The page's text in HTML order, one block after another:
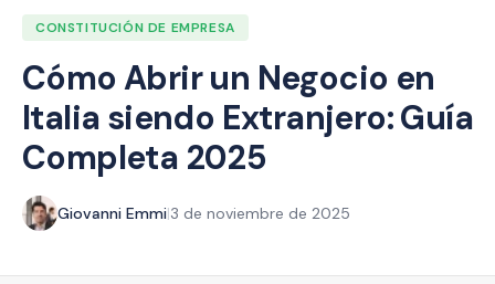
CONSTITUCIÓN DE EMPRESA
Cómo Abrir un Negocio en
Italia siendo Extranjero: Guía
Completa 2025
Giovanni Emmi|3 de noviembre de 2025